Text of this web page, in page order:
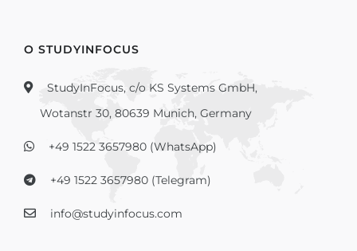
О STUDYINFOCUS
StudyInFocus, c/o KS Systems GmbH,
Wotanstr 30, 80639 Munich, Germany
+49 1522 3657980 (WhatsApp)
+49 1522 3657980 (Telegram)
info@studyinfocus.com